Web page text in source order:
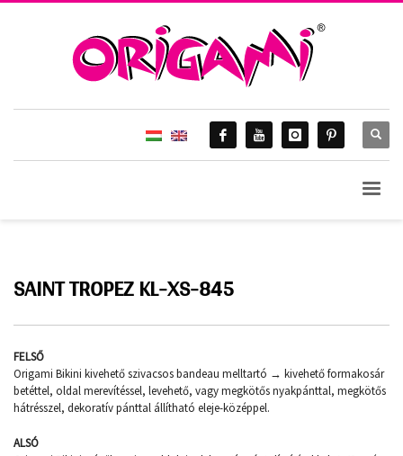
SAINT TROPEZ KL-XS-845
FELSŐ
Origami Bikini kivehető szivacsos bandeau melltartó → kivehető formakosár
betéttel, oldal merevítéssel, levehető, vagy megkötős nyakpánttal, megkötős
hátrésszel, dekoratív pánttal állítható eleje-középpel.
ALSÓ